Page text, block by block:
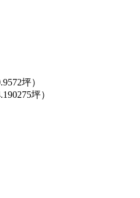
坪）
坪）